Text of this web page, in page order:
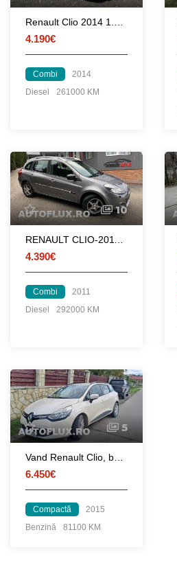
4.190€
Combi
2014
Diesel
261000 KM
10
4.390€
Combi
2011
Diesel
292000 KM
5
6.450€
Compactă
2015
Benzină
81100 KM